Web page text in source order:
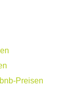
Preisen